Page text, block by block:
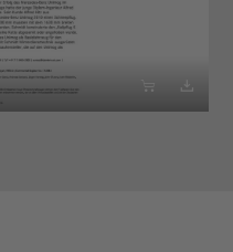
 